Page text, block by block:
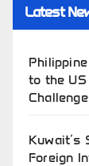
Latest
to the
Kuwait’s
Foreign